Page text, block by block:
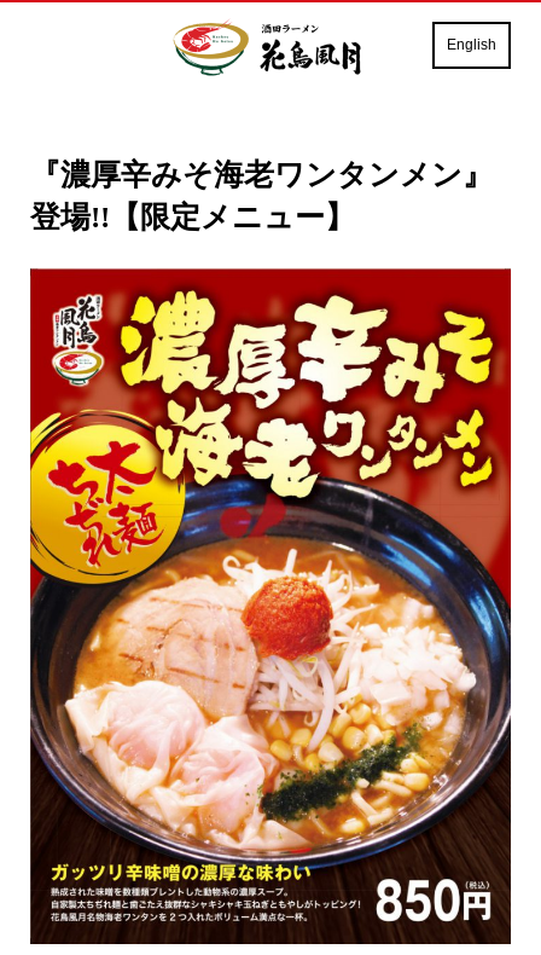
English
『濃厚辛みそ海老ワンタンメン』
登場!!【限定メニュー】